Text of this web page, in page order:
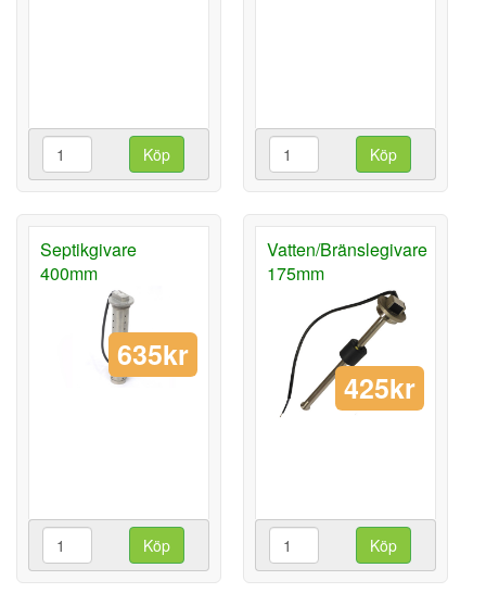
Köp Köp
Septikgivare
400mm
635kr
Köp
Vatten/Bränslegivare
175mm
425kr
Köp